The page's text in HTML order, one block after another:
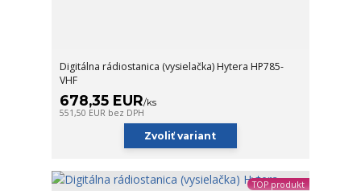
Digitálna rádiostanica (vysielačka) Hytera HP785-
VHF
678,35 EUR/ks
551,50 EUR bez DPH
Zvoliť variant
TOP produkt